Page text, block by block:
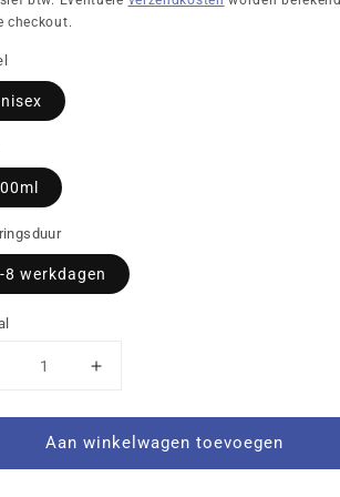
checkout.
8 werkdagen
Aantal
Aantal
voor
GV
NOK
Aan winkelwagen toevoegen